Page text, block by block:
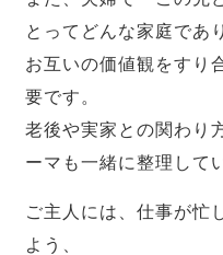
とってどんな家庭であ
お互いの価値観をすり
要です。
老後や実家との関わり
ーマも一緒に整理して
ご主人には、仕事が忙
よう、